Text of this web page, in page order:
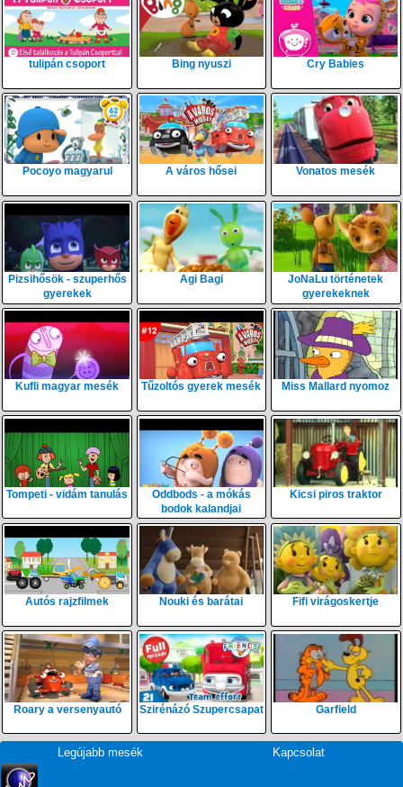
tulipán csoport Bing nyuszi Cry Babies
Pocoyo magyarul A város hősei Vonatos mesék
Pizsihősök - szuperhős
gyerekek
Agi Bagi
JoNaLu történetek
gyerekeknek
Kufli magyar mesék Tűzoltós gyerek mesék Miss Mallard nyomoz
Tompeti - vidám tanulás
Oddbods - a mókás
bodok kalandjai
Kicsi piros traktor
Autós rajzfilmek Nouki és barátai Fifi virágoskertje
Roary a versenyautó Szirénázó Szupercsapat Garfield
Legújabb mesék Kapcsolat